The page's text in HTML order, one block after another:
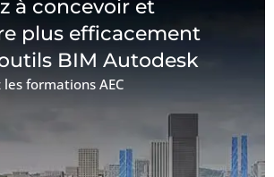
à concevoir et
plus efficacement
BIM Autodesk
les formations AEC